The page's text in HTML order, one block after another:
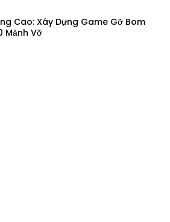
Cao: Xây Dựng Game Gỡ Bom
Mảnh Vỡ